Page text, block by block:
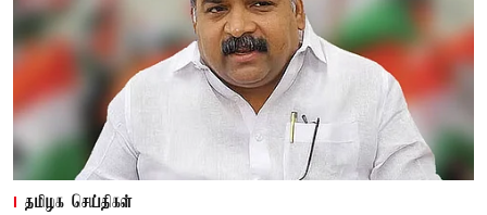
தமிழக செய்திகள்